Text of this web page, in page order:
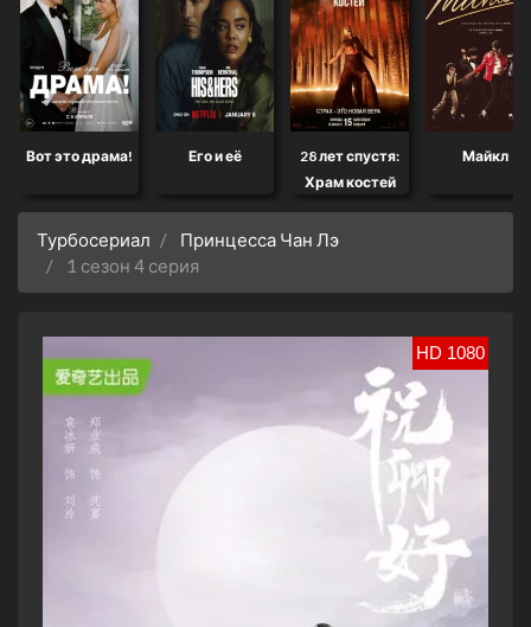
Вот это драма! Его и её
28 лет спустя:
Храм костей
Майкл
Турбосериал
Принцесса Чан Лэ
1 сезон 4 серия
HD 1080